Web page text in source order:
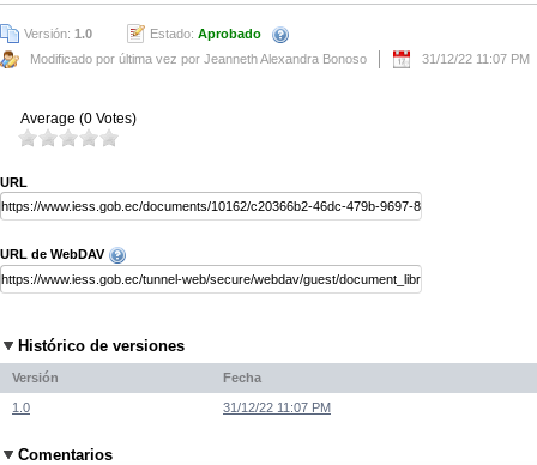
Versión: 1.0 Estado: Aprobado
Modificado por última vez por Jeanneth Alexandra Bonoso
31/12/22 11:07 PM
Average (0 Votes)
URL
URL de WebDAV
Histórico de versiones
Versión Fecha
1.0 31/12/22 11:07 PM
Comentarios